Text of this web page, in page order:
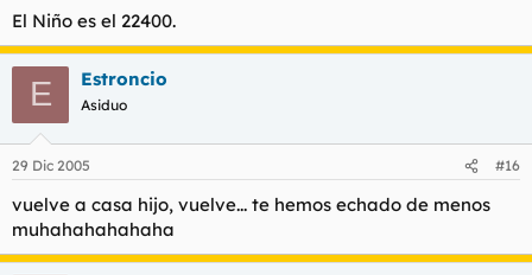
El Niño es el 22400.
E Estroncio
Asiduo
29 Dic 2005 #16
vuelve a casa hijo, vuelve... te hemos echado de menos
muhahahahahaha